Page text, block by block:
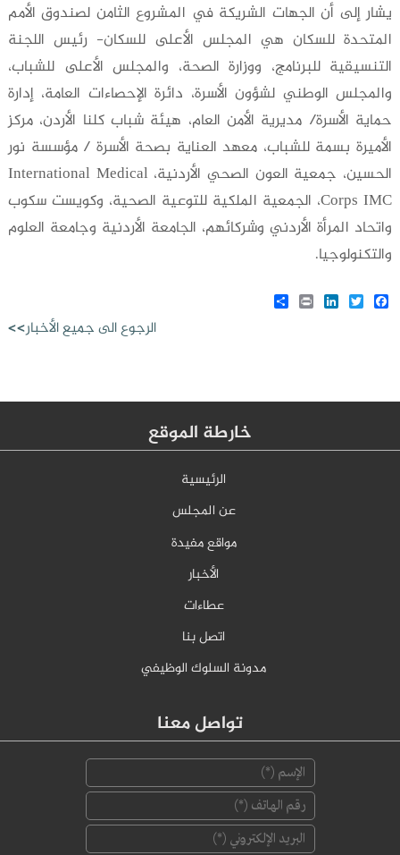
يشار إلى أن الجهات الشريكة في المشروع الثامن لصندوق الأمم
المتحدة للسكان هي المجلس الأعلى للسكان- رئيس اللجنة
التنسيقية للبرنامج، ووزارة الصحة، والمجلس الأعلى للشباب،
والمجلس الوطني لشؤون الأسرة، دائرة الإحصاءات العامة، إدارة
حماية الأسرة/ مديرية الأمن العام، هيئة شباب كلنا الأردن، مركز
الأميرة بسمة للشباب، معهد العناية بصحة الأسرة / مؤسسة نور
الحسين، جمعية العون الصحي الأردنية، International Medical
Corps IMC، الجمعية الملكية للتوعية الصحية، وكويست سكوب
واتحاد المرأة الأردني وشركائهم، الجامعة الأردنية وجامعة العلوم
والتكنولوجيا.
Facebook
Twitter
LinkedIn
Print
الرجوع الى جميع الأخبار>>
خارطة الموقع
الرئيسية
عن المجلس
مواقع مفيدة
الأخبار
عطاءات
اتصل بنا
مدونة السلوك الوظيفي
تواصل معنا
‏البريد الإلكتروني ‏*